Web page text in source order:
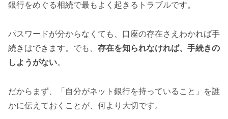
銀行をめぐる相続で最もよく起きるトラブルです。
パスワードが分からなくても、口座の存在さえわかれば手
続きはできます。でも、 存在を知られなければ、手続きの
しようがない。
だからまず、「自分がネット銀行を持っていること」を誰
かに伝えておくことが、何より大切です。